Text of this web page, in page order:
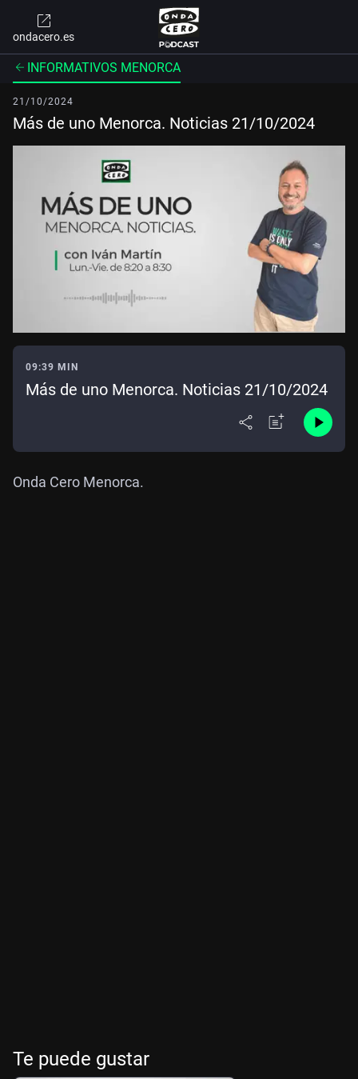
ondacero.es
INFORMATIVOS MENORCA
21/10/2024
Más de uno Menorca. Noticias 21/10/2024
09:39 MIN
Más de uno Menorca. Noticias 21/10/2024
Onda Cero Menorca.
Te puede gustar